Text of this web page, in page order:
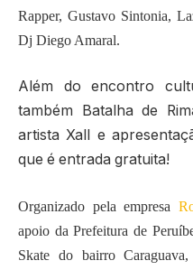
Rapper, Gustavo Sintonia,
Dj Diego Amaral.
Além do encontro
também Batalha de
artista Xall e
que é entrada gratuita!
Organizado pela empresa
apoio da Prefeitura de
Skate do bairro